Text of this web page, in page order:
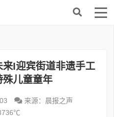
I迎宾街道非遗手工
殊儿童童年
来源：晨报之声